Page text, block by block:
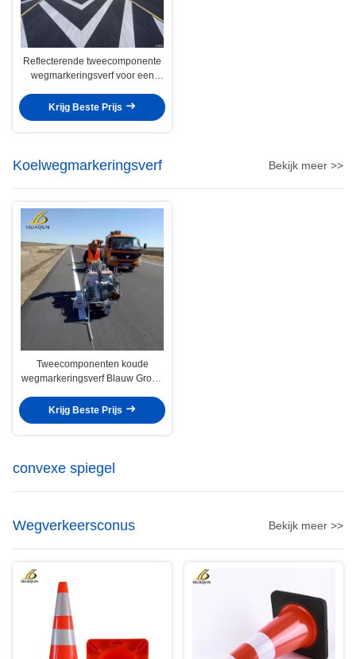
Reflecterende tweecomponente
wegmarkeringsverf voor een
Krijg Beste Prijs
Koelwegmarkeringsverf Bekijk meer >>
Tweecomponenten koude
wegmarkeringsverf Blauw Groen
Wegmarkeringssproeiverf
Krijg Beste Prijs
convexe spiegel
Wegverkeersconus Bekijk meer >>